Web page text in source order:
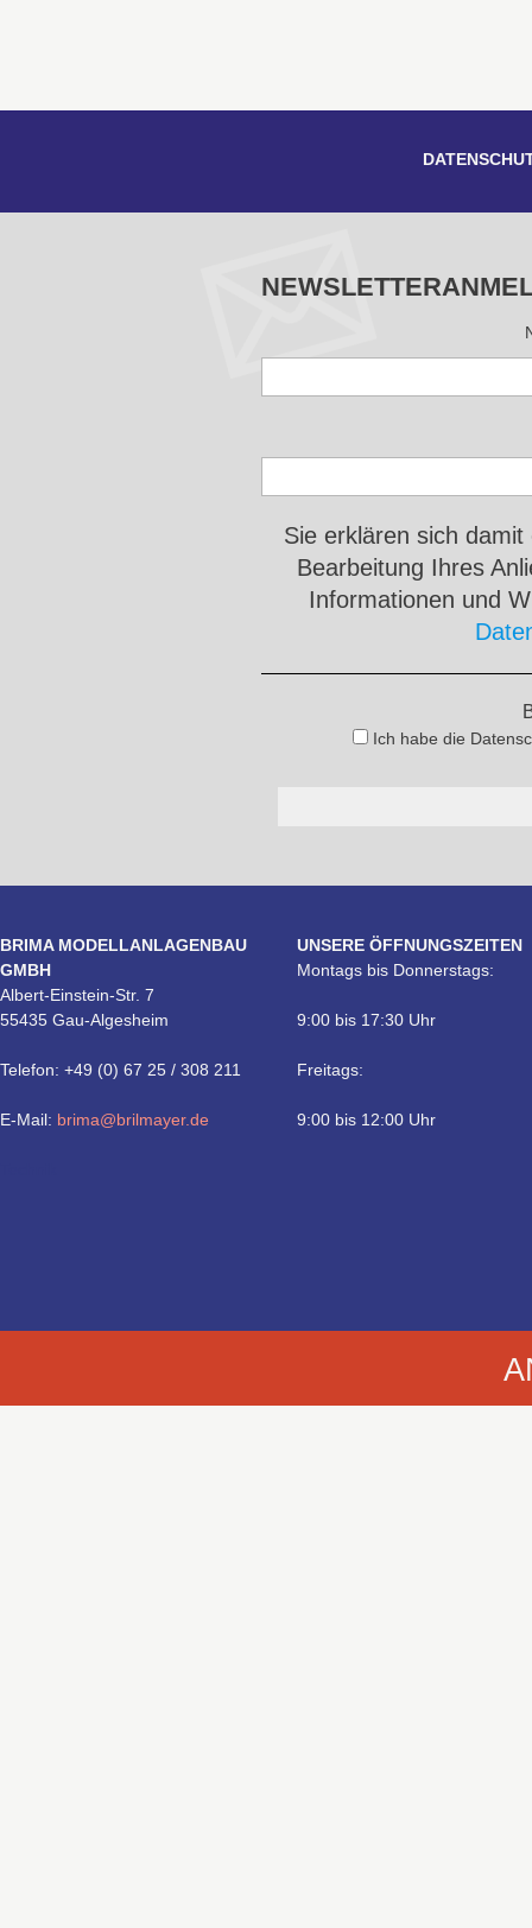
Sie erklären sich
Bearbeitung Ihres
Informationen und
Ich habe die
BRIMA MODELLANLAGENBAU
GMBH
Albert-Einstein-Str. 7
55435 Gau-Algesheim
Telefon: +49 (0) 67 25 / 308 211
E-Mail: brima@brilmayer.de
UNSERE ÖFFNUNGSZEITEN
Montags bis Donnerstags:
9:00 bis 17:30 Uhr
Freitags:
9:00 bis 12:00 Uhr